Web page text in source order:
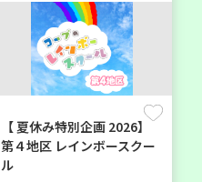
【 夏休み特別企画 2026】
第４地区 レインボースクー
ル